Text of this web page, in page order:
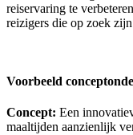
reiservaring te
reizigers die op zoek
Voorbeeld
Concept: Een
maaltijden aanzienlijk